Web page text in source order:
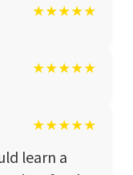
★★★★★
★★★★★
★★★★★
learn a